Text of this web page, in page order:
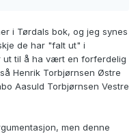
i Tørdals bok, og jeg synes
de har "falt ut" i
ut til å ha vært en forferdelig
Henrik Torbjørnsen Østre
Aasuld Torbjørnsen Vestre
men denne